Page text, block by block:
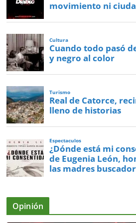
movimiento ni
Cultura
Cuando todo pasó
y negro al color
Turismo
Real de Catorce,
lleno de historias
Espectaculos
¿Dónde está mi
de Eugenia León,
las madres
Opinión